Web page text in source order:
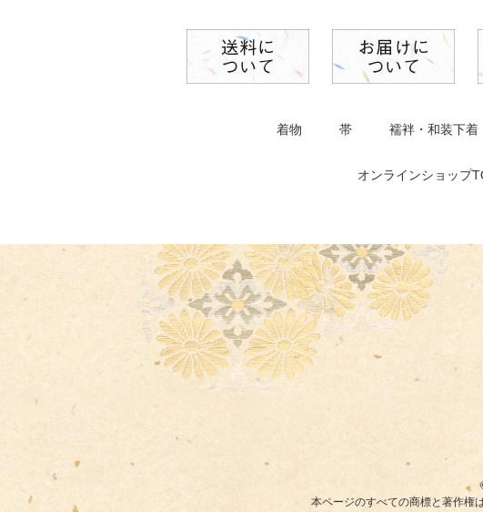
着物 帯 襦袢・和装下着
オンラインショップ
本ページのすべての商標と著作権